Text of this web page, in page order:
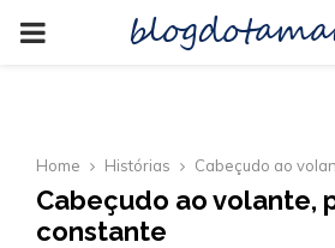
PRIMARY
Home Histórias Cabeçudo ao
Cabeçudo ao volante,
constante